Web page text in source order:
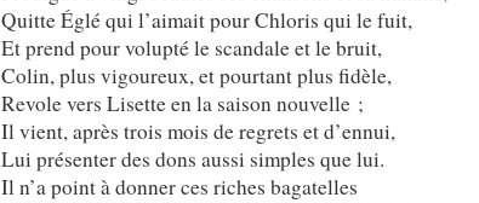
Quitte Églé qui l’aimait pour Chloris qui le fuit,
Et prend pour volupté le scandale et le bruit,
Colin, plus vigoureux, et pourtant plus fidèle,
Revole vers Lisette en la saison nouvelle ;
Il vient, après trois mois de regrets et d’ennui,
Lui présenter des dons aussi simples que lui.
Il n’a point à donner ces riches bagatelles